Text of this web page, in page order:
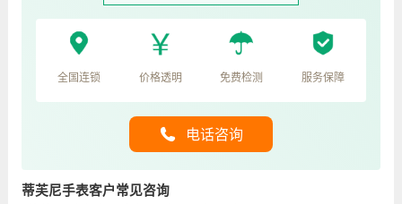
全国连锁 价格透明 免费检测 服务保障
电话咨询
蒂芙尼手表客户常见咨询